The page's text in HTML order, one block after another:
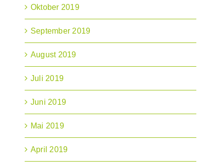
Oktober 2019
September 2019
August 2019
Juli 2019
Juni 2019
Mai 2019
April 2019